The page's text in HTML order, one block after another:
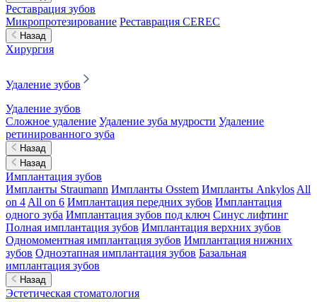
Реставрация зубов
Микропротезирование Реставрация CEREC
Назад
Хирургия
Удаление зубов
Удаление зубов
Сложное удаление Удаление зуба мудрости Удаление
ретинированного зуба
Назад
Назад
Имплантация зубов
Импланты Straumann Импланты Osstem Импланты Ankylos All
on 4 All on 6 Имплантация передних зубов Имплантация
одного зуба Имплантация зубов под ключ Синус лифтинг
Полная имплантация зубов Имплантация верхних зубов
Одномоментная имплантация зубов Имплантация нижних
зубов Одноэтапная имплантация зубов Базальная
имплантация зубов
Назад
Эстетическая стоматология